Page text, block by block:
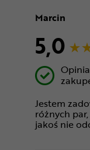
Marcin
5,0
Jestem
różnych
jakoś nie